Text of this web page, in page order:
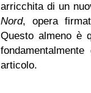
arricchita di un
Nord, opera
Questo almeno è
articolo.